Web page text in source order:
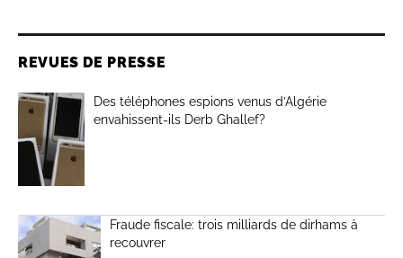
REVUES DE PRESSE
Des téléphones espions venus d’Algérie
envahissent-ils Derb Ghallef?
Fraude fiscale: trois milliards de dirhams à
recouvrer